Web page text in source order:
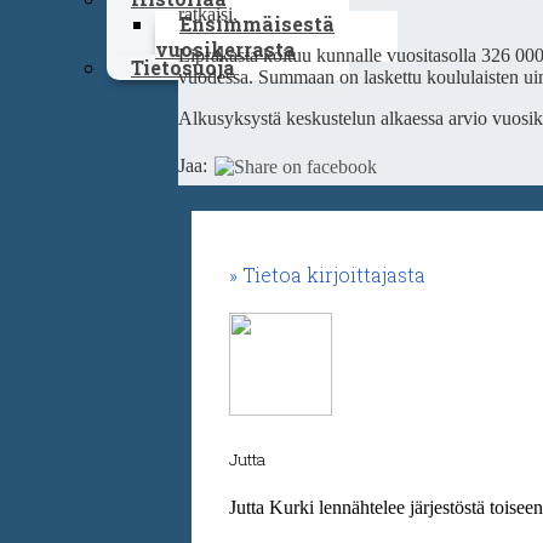
Ensimmäisestä
vuosikerrasta
Tietosuoja
ratkaisi.
Liprakasta koituu kunnalle vuositasolla 326
vuodessa. Summaan on laskettu koululaisten
Alkusyksystä keskustelun alkaessa arvio
Jaa:
Tietoa kirjoittajasta
Jutta
Jutta Kurki lennähtelee järjestöstä